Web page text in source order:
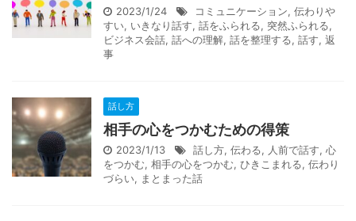
2023/1/24 コミュニケーション, 伝わりや
すい, いきなり話す, 話をふられる, 突然ふられる,
ビジネス会話, 話への理解, 話を整理する, 話す, 返
事
話し方
相手の心をつかむための得策
2023/1/13 話し方, 伝わる, 人前で話す, 心
をつかむ, 相手の心をつかむ, ひきこまれる, 伝わり
づらい, まとまった話